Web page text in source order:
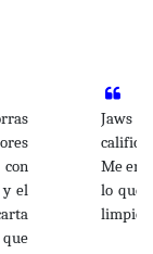
el
Jaws
Me
lo que